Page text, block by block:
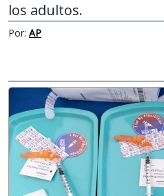
los adultos.
Por: AP